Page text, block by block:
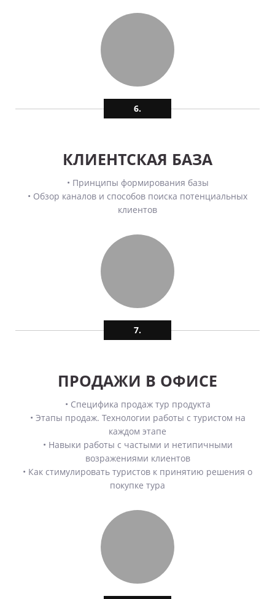
6.
7.
КЛИЕНТСКАЯ БАЗА
• Принципы формирования базы
• Обзор каналов и способов поиска потенциальных
клиентов
ПРОДАЖИ В ОФИСЕ
• Специфика продаж тур продукта
• Этапы продаж. Технологии работы с туристом на
каждом этапе
• Навыки работы с частыми и нетипичными
возражениями клиентов
• Как стимулировать туристов к принятию решения о
покупке тура